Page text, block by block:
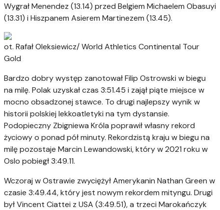
Wygrał Menendez (13.14) przed Belgiem Michaelem Obasuyi
(13.31) i Hiszpanem Asierem Martinezem (13.45).
ot. Rafał Oleksiewicz/ World Athletics Continental Tour
Gold
Bardzo dobry występ zanotował Filip Ostrowski w biegu
na milę. Polak uzyskał czas 3:51.45 i zajął piąte miejsce w
mocno obsadzonej stawce. To drugi najlepszy wynik w
historii polskiej lekkoatletyki na tym dystansie.
Podopieczny Zbigniewa Króla poprawił własny rekord
życiowy o ponad pół minuty. Rekordzistą kraju w biegu na
milę pozostaje Marcin Lewandowski, który w 2021 roku w
Oslo pobiegł 3:49.11.
Wczoraj w Ostrawie zwyciężył Amerykanin Nathan Green w
czasie 3:49.44, który jest nowym rekordem mityngu. Drugi
był Vincent Ciattei z USA (3:49.51), a trzeci Marokańczyk